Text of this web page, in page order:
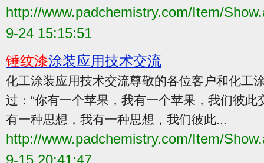
http://www.padchemistry.com/Item/
9-24 15:15:51
锤纹漆涂装应用技术交流
化工涂装应用技术交流尊敬的各位客户和化工
过：“你有一个苹果，我有一个苹果，我们彼
有一种思想，我有一种思想，我们彼此...
http://www.padchemistry.com/Item/
9-15 20:41:47